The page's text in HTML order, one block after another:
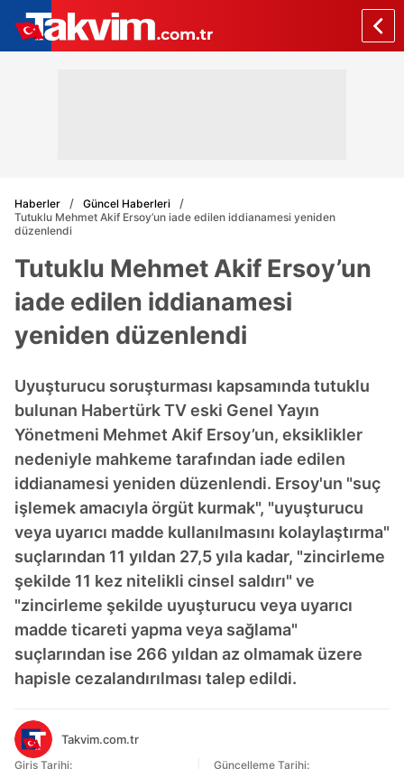
Haberler
Güncel Haberleri
Tutuklu Mehmet Akif Ersoy’un iade edilen iddianamesi yeniden
düzenlendi
Tutuklu Mehmet Akif Ersoy’un
iade edilen iddianamesi
yeniden düzenlendi
Uyuşturucu soruşturması kapsamında tutuklu
bulunan Habertürk TV eski Genel Yayın
Yönetmeni Mehmet Akif Ersoy’un, eksiklikler
nedeniyle mahkeme tarafından iade edilen
iddianamesi yeniden düzenlendi. Ersoy'un "suç
işlemek amacıyla örgüt kurmak", "uyuşturucu
veya uyarıcı madde kullanılmasını kolaylaştırma"
suçlarından 11 yıldan 27,5 yıla kadar, "zincirleme
şekilde 11 kez nitelikli cinsel saldırı" ve
"zincirleme şekilde uyuşturucu veya uyarıcı
madde ticareti yapma veya sağlama"
suçlarından ise 266 yıldan az olmamak üzere
hapisle cezalandırılması talep edildi.
Takvim.com.tr
Giriş Tarihi:
Güncelleme Tarihi: